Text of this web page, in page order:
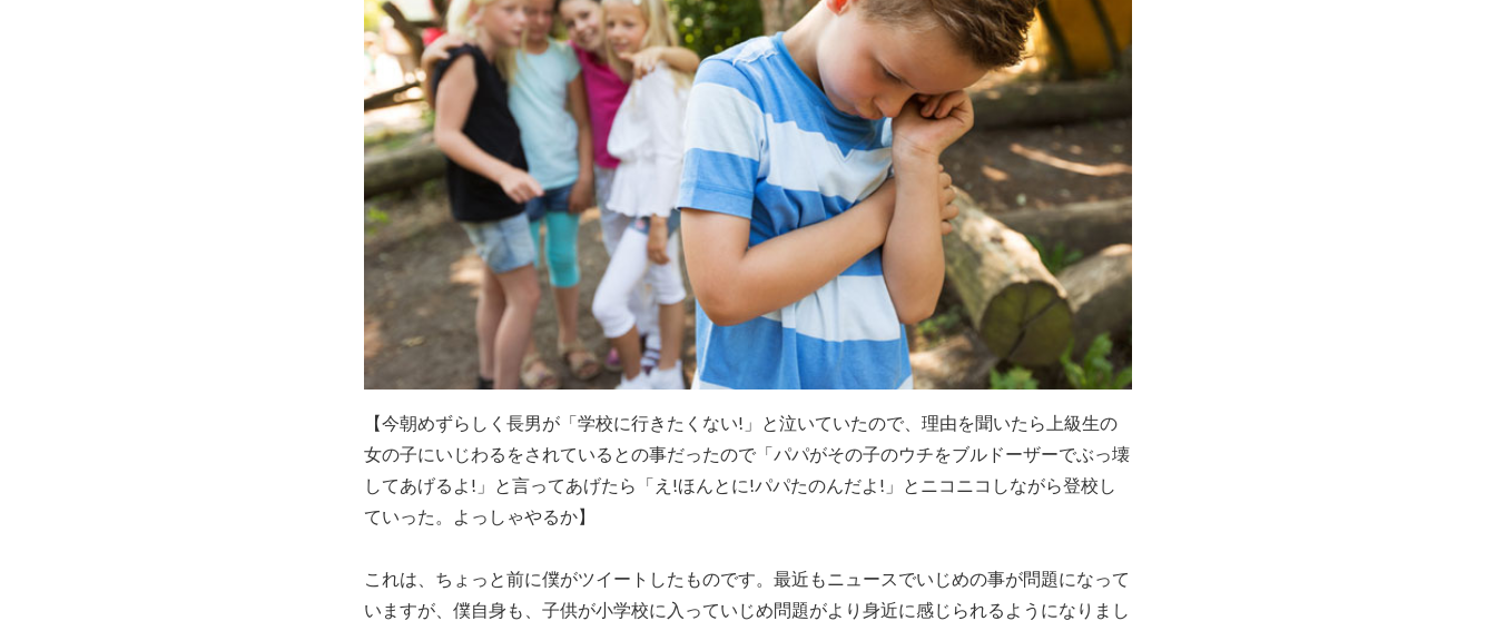
【今朝めずらしく長男が「学校に行きたくない!」と泣いていたので、理由を聞いたら上級生の
女の子にいじわるをされているとの事だったので「パパがその子のウチをブルドーザーでぶっ壊
してあげるよ!」と言ってあげたら「え!ほんとに!パパたのんだよ!」とニコニコしながら登校し
ていった。よっしゃやるか】
これは、ちょっと前に僕がツイートしたものです。最近もニュースでいじめの事が問題になって
いますが、僕自身も、子供が小学校に入っていじめ問題がより身近に感じられるようになりまし